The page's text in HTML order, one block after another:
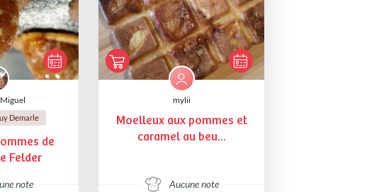
Demarle
de
Felder
note
mylii
Moelleux aux pommes et
caramel au beu...
Aucune note